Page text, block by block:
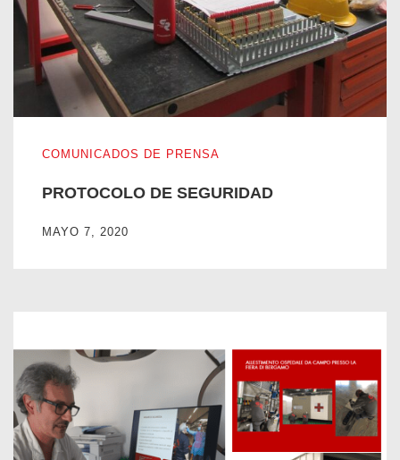
COMUNICADOS DE PRENSA
PROTOCOLO DE SEGURIDAD
MAYO 7, 2020